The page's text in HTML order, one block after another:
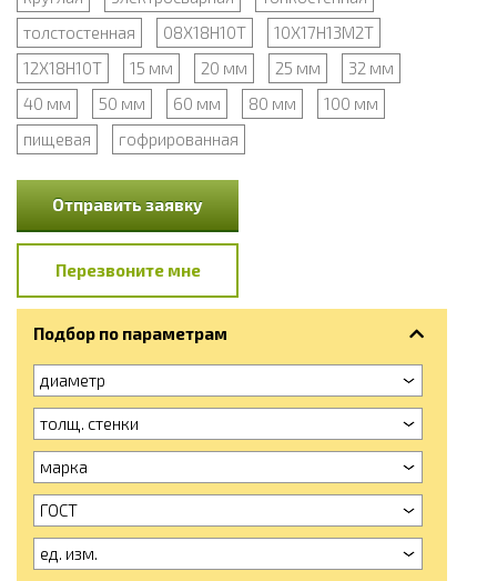
толстостенная
08Х18Н10Т
10Х17Н13М2Т
12Х18Н10Т
15 мм 20 мм 25 мм
32 мм
40 мм
50 мм 60 мм 80 мм
100 мм
пищевая
гофрированная
Отправить заявку
Перезвоните мне
Подбор по параметрам
диаметр
толщ. стенки
марка
ГОСТ
ед. изм.